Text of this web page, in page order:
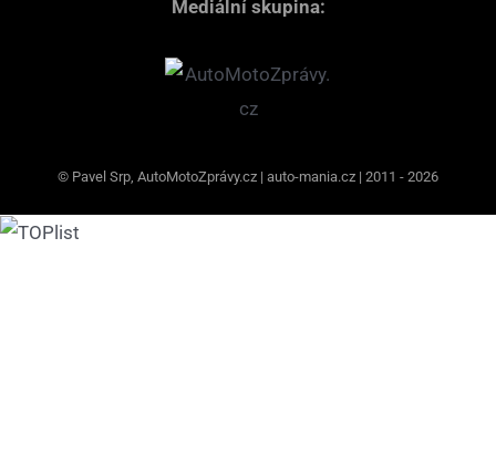
Mediální skupina:
© Pavel Srp, AutoMotoZprávy.cz | auto-mania.cz | 2011 - 2026